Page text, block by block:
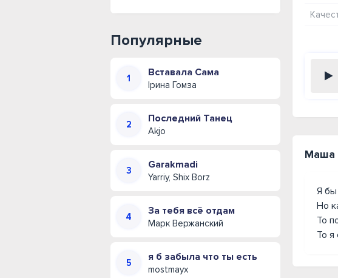
Популярные
Вставала Сама
Ірина Гомза
Последний Танец
Akjo
Garakmadi
Yarriy, Shix Borz
За тебя всё отдам
Марк Вержанский
я б забыла что ты есть
mostmayx
Маша
Я бы
Но
То
То я